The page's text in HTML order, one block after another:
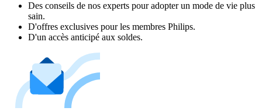
Des conseils de nos experts pour adopter un mode de vie plus
sain.
D'offres exclusives pour les membres Philips.
D'un accès anticipé aux soldes.